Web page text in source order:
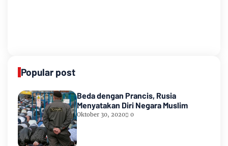
Popular post
Beda dengan Prancis, Rusia
Menyatakan Diri Negara Muslim
Oktober 30, 2020 0